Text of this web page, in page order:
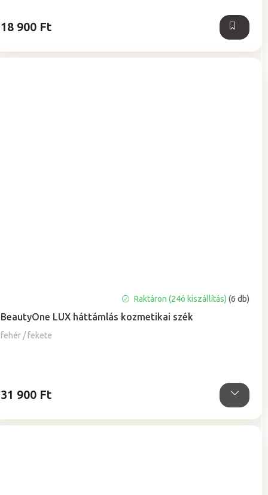
18 900 Ft
BeautyOne LUX háttámlás kozmetikai szék
fehér / fekete
átlagos
értékelése
Raktáron (24ó kiszállítás)(6 db)
31 900 Ft